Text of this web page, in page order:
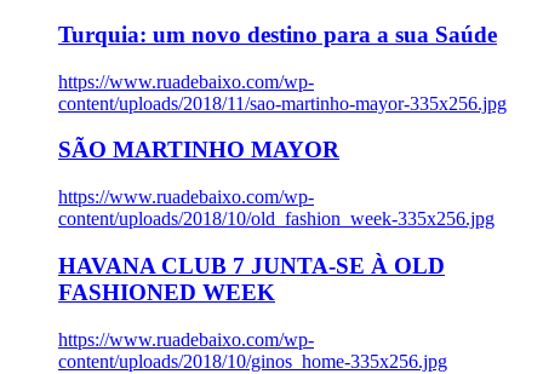
Turquia: um novo destino para a sua Saúde
https://www.ruadebaixo.com/wp-
content/uploads/2018/11/sao-martinho-mayor-335x256.jpg
SÃO MARTINHO MAYOR
https://www.ruadebaixo.com/wp-
content/uploads/2018/10/old_fashion_week-335x256.jpg
HAVANA CLUB 7 JUNTA-SE À OLD
FASHIONED WEEK
https://www.ruadebaixo.com/wp-
content/uploads/2018/10/ginos_home-335x256.jpg